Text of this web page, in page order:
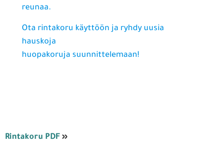
reunaa.
Ota rintakoru käyttöön ja ryhdy uusia
hauskoja
huopakoruja suunnittelemaan!
Rintakoru PDF »